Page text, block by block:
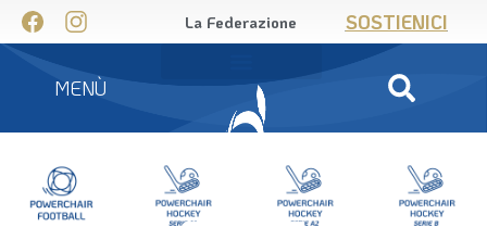
La Federazione SOSTIENICI
MENÙ